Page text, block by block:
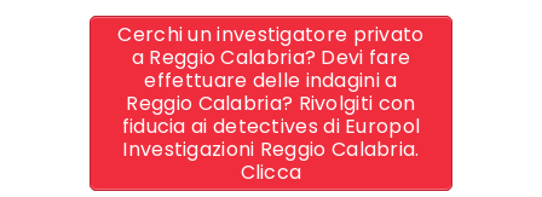
Cerchi un investigatore privato
a Reggio Calabria? Devi fare
effettuare delle indagini a
Reggio Calabria? Rivolgiti con
fiducia ai detectives di Europol
Investigazioni Reggio Calabria.
Clicca